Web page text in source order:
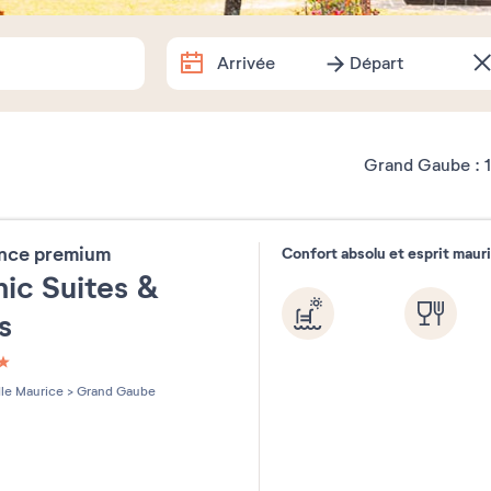
Arrivée Départ
1 semaine 2 semaines 1
Souhaitez-vous préciser ?
Grand Gaube : 1
premium
Suites &
sur 5
Ile Maurice > Grand Gaube
Confort absolu et esprit